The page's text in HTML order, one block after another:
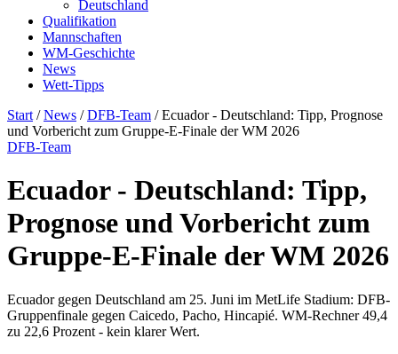
Deutschland
Qualifikation
Mannschaften
WM-Geschichte
News
Wett-Tipps
Start /News /DFB-Team /Ecuador - Deutschland: Tipp, Prognose
und Vorbericht zum Gruppe-E-Finale der WM 2026
DFB-Team
Ecuador - Deutschland: Tipp,
Prognose und Vorbericht zum
Gruppe-E-Finale der WM 2026
Ecuador gegen Deutschland am 25. Juni im MetLife Stadium: DFB-
Gruppenfinale gegen Caicedo, Pacho, Hincapié. WM-Rechner 49,4
zu 22,6 Prozent - kein klarer Wert.